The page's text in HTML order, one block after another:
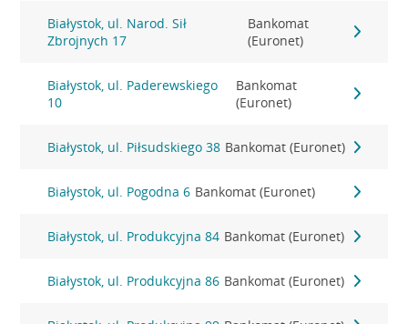
Białystok, ul. Narod. Sił
Zbrojnych 17
Bankomat
(Euronet)
Białystok, ul. Paderewskiego
10
Bankomat
(Euronet)
Białystok, ul. Piłsudskiego 38 Bankomat (Euronet)
Białystok, ul. Pogodna 6 Bankomat (Euronet)
Białystok, ul. Produkcyjna 84 Bankomat (Euronet)
Białystok, ul. Produkcyjna 86 Bankomat (Euronet)